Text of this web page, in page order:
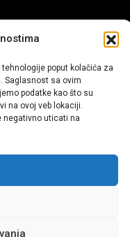
poput kolačića za
Saglasnost sa ovim
podatke kao što su
na ovoj veb lokaciji.
negativno uticati na
koji donosi vijesti i
a i popularne kulture.
by profm.ba